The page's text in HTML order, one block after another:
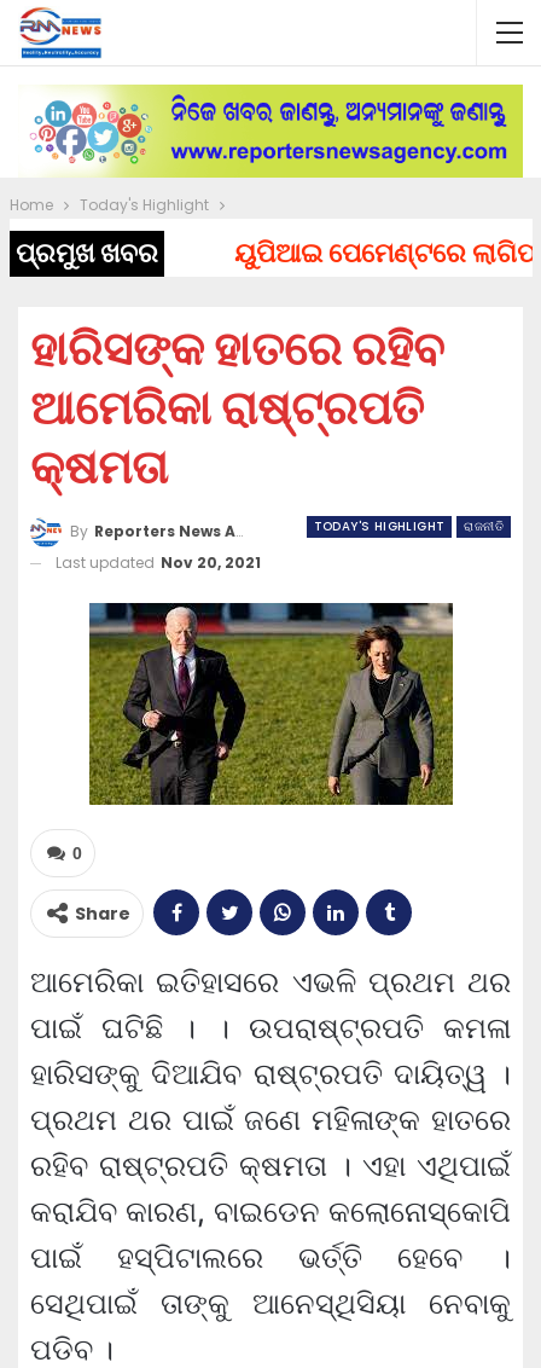
Home Today's Highlight
ପ୍ରମୁଖ ଖବର ୟୁପିଆଇ ପେମେଣ୍ଟରେ ଲାଗିପାରେ
ହାରିସଙ୍କ ହାତରେ ରହିବ
ଆମେରିକା ରାଷ୍ଟ୍ରପତି
କ୍ଷମତା
TODAY'S HIGHLIGHT ରାଜନୀତି
By Reporters News Agency
Last updated Nov 20, 2021
0
Share
ଆମେରିକା ଇତିହାସରେ ଏଭଳି ପ୍ରଥମ ଥର
ପାଇଁ ଘଟିଛି । । ଉପରାଷ୍ଟ୍ରପତି କମଳା
ହାରିସଙ୍କୁ ଦିଆଯିବ ରାଷ୍ଟ୍ରପତି ଦାୟିତ୍ୱ ।
ପ୍ରଥମ ଥର ପାଇଁ ଜଣେ ମହିଳାଙ୍କ ହାତରେ
ରହିବ ରାଷ୍ଟ୍ରପତି କ୍ଷମତା । ଏହା ଏଥିପାଇଁ
କରାଯିବ କାରଣ, ବାଇଡେନ କଲୋନୋସ୍କୋପି
ପାଇଁ ହସ୍ପିଟାଲରେ ଭର୍ତ୍ତି ହେବେ ।
ସେଥିପାଇଁ ତାଙ୍କୁ ଆନେସ୍ଥିସିୟା ନେବାକୁ
ପଡିବ ।